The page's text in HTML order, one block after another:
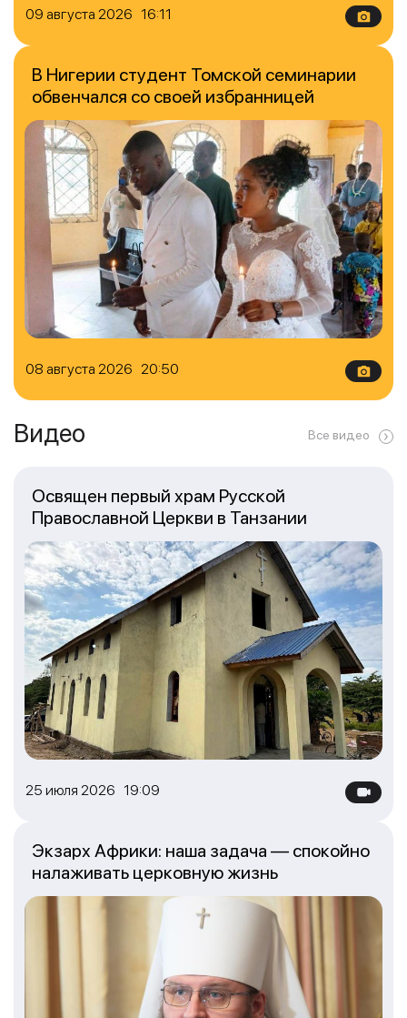
09 августа 2026 16:11
08 августа 2026 20:50
В Нигерии студент Томской семинарии
обвенчался со своей избранницей
Видео Все видео
25 июля 2026 19:09
Освящен первый храм Русской
Православной Церкви в Танзании
Экзарх Африки: наша задача — спокойно
налаживать церковную жизнь